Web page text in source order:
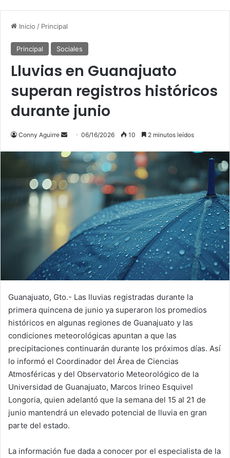
Inicio / Principal
Principal Sociales
Lluvias en Guanajuato
superan registros históricos
durante junio
Conny Aguirre
Send
email
06/16/2026 10 2 minutos leídos
Guanajuato, Gto.- Las lluvias registradas durante la
primera quincena de junio ya superaron los promedios
históricos en algunas regiones de Guanajuato y las
condiciones meteorológicas apuntan a que las
precipitaciones continuarán durante los próximos días. Así
lo informó el Coordinador del Área de Ciencias
Atmosféricas y del Observatorio Meteorológico de la
Universidad de Guanajuato, Marcos Irineo Esquivel
Longoria, quien adelantó que la semana del 15 al 21 de
junio mantendrá un elevado potencial de lluvia en gran
parte del estado.
La información fue dada a conocer por el especialista de la